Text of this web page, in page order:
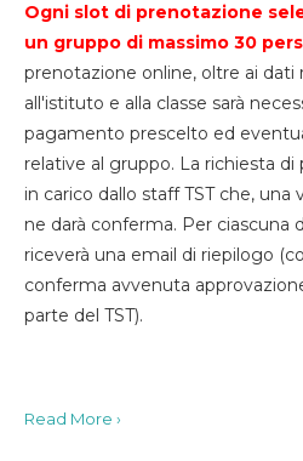
Ogni slot di prenotazione
un gruppo di massimo 30
prenotazione online, oltre ai dati
all'istituto e alla classe sarà
pagamento prescelto ed
relative al gruppo. La richiesta
in carico dallo staff TST che,
ne darà conferma. Per ciascuna
riceverà una email di riepilogo
conferma avvenuta
parte del TST).
Read More ›